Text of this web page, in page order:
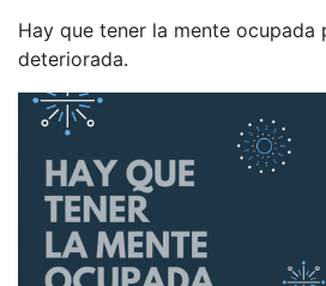
Hay que tener la mente ocupada
deteriorada.